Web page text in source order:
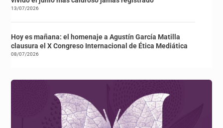
13/07/2026
Hoy es mañana: el homenaje a Agustín García Matilla
clausura el X Congreso Internacional de Ética Mediática
08/07/2026